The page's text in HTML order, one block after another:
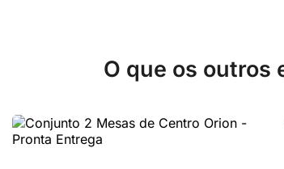
O que os outros